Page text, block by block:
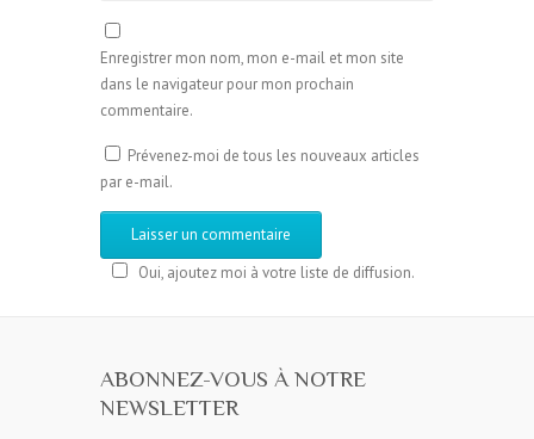
Enregistrer mon nom, mon e-mail et mon site
dans le navigateur pour mon prochain
commentaire.
Prévenez-moi de tous les nouveaux articles
par e-mail.
Oui, ajoutez moi à votre liste de diffusion.
ABONNEZ-VOUS À NOTRE
NEWSLETTER